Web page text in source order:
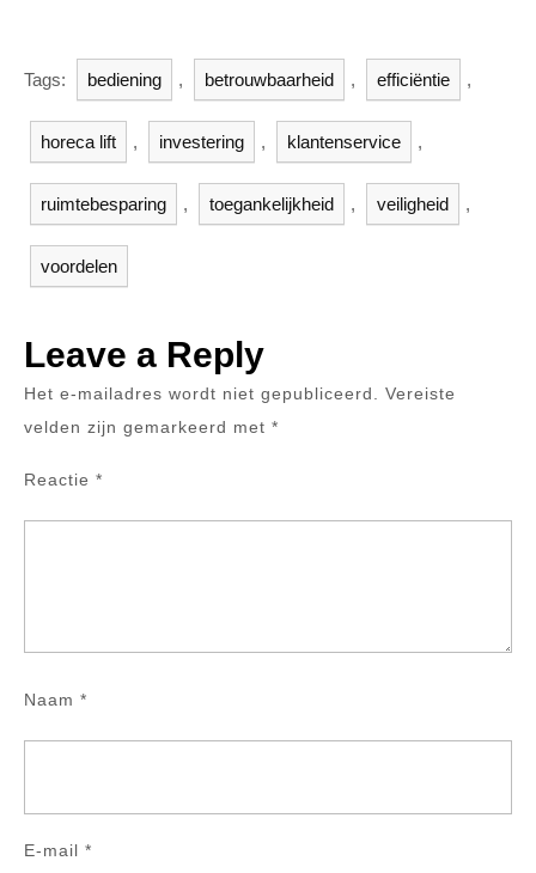
Tags: bediening , betrouwbaarheid , efficiëntie ,
horeca lift , investering , klantenservice ,
ruimtebesparing , toegankelijkheid , veiligheid ,
voordelen
Leave a Reply
Het e-mailadres wordt niet gepubliceerd.
Vereiste
velden zijn gemarkeerd met *
Reactie *
Naam *
E-mail *